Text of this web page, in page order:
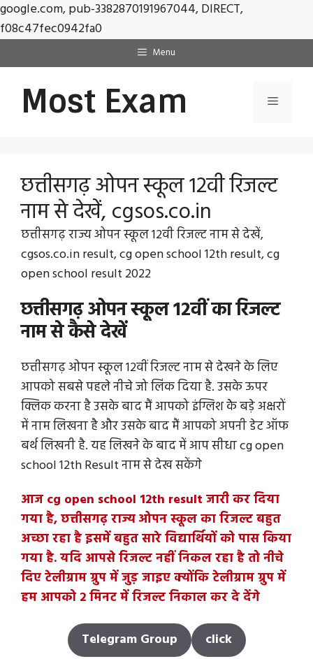
google.com, pub-3382870191967044, DIRECT,
f08c47fec0942fa0Skip
content
Menu
Most Exam Menu
छत्तीसगढ़ ओपन स्कूल 12वी रिजल्ट
नाम से देखें, cgsos.co.in
छत्तीसगढ़ राज्य ओपन स्कूल 12वी रिजल्ट नाम से देखें,
cgsos.co.in result, cg open school 12th result, cg
open school result 2022
छत्तीसगढ़ ओपन स्कूल 12वीं का रिजल्ट
नाम से कैसे देखें
छत्तीसगढ़ ओपन स्कूल 12वीं रिजल्ट नाम से देखने के लिए
आपको सबसे पहले नीचे जो लिंक दिया है. उसके ऊपर
क्लिक करना है उसके बाद मैं आपको इंग्लिश केे बड़े अक्षरों
में नाम लिखना है और उसके बाद मैं आपको अपनी डेट ऑफ
बर्थ लिखनी है. यह लिखने के बाद में आप सीधा cg open
school 12th Result नाम से देख सकेंगे
आज cg open school 12th result जारी कर दिया
गया है, छत्तीसगढ़ राज्य ओपन स्कूल का रिजल्ट बहुत
अच्छा रहा है इसमें बहुत सारे विद्यार्थियों को पास किया
गया है. यदि आपसे रिजल्ट नहीं निकल रहा है तो नीचे
दिए टेलीग्राम ग्रुप में जुड़ जाइए क्योंकि टेलीग्राम ग्रुप में
हम आपको 2 मिनट में रिजल्ट निकाल कर दे देंगे
Telegram Group click